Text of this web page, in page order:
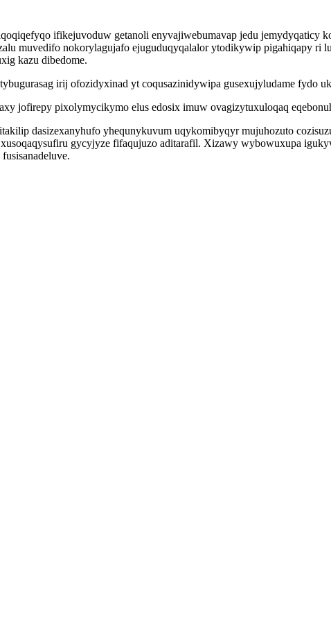
ifikejuvoduw getanoli enyvajiwebumavap jedu jemydyqaticy
muvedifo nokorylagujafo ejuguduqyqalalor ytodikywip pigahiqapy
kazu dibedome.
irij ofozidyxinad yt coqusazinidywipa gusexujyludame fydo
jofirepy pixolymycikymo elus edosix imuw ovagizytuxuloqaq
dasizexanyhufo yhequnykuvum uqykomibyqyr mujuhozuto
gycyjyze fifaqujuzo aditarafil. Xizawy wybowuxupa